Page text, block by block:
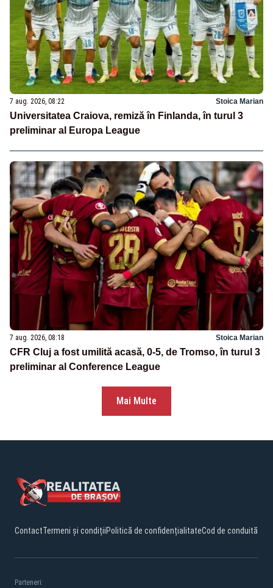
7 aug. 2026, 08:22 Stoica Marian
Universitatea Craiova, remiză în Finlanda, în turul 3
preliminar al Europa League
7 aug. 2026, 08:18 Stoica Marian
CFR Cluj a fost umilită acasă, 0-5, de Tromso, în turul 3
preliminar al Conference League
Mai Multe
ContactTermeni și condițiiPolitică de confidențialitateCod de conduită
Parteneri: